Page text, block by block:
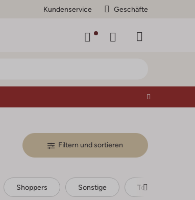
Kundenservice Geschäfte
Filtern und sortieren
Shoppers Sonstige Tops & T-Shirts